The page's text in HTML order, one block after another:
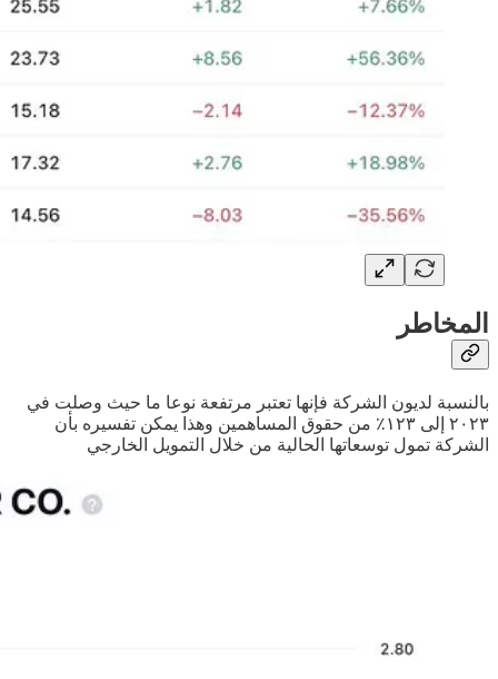
المخاطر
بالنسبة لديون الشركة فإنها تعتبر مرتفعة نوعا ما حيث وصلت في
٢٠٢٣ إلى ١٢٣٪ من حقوق المساهمين وهذا يمكن تفسيره بأن
الشركة تمول توسعاتها الحالية من خلال التمويل الخارجي